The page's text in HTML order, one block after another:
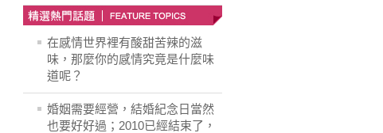
在感情世界裡有酸甜苦辣的滋
味，那麼你的感情究竟是什麼味
道呢？
婚姻需要經營，結婚紀念日當然
也要好好過；2010已經結束了，